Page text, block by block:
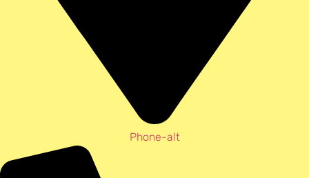
Phone-alt